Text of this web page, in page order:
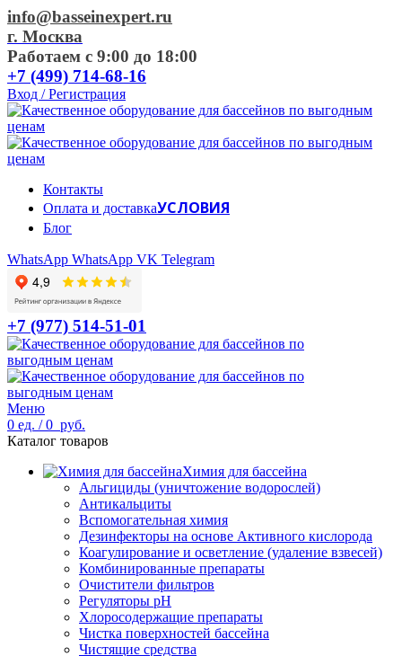
info@basseinexpert.ru
г. Москва
Работаем с 9:00 до 18:00
+7 (499) 714-68-16
Вход / Регистрация
Контакты
Оплата и доставкаУСЛОВИЯ
Блог
WhatsApp WhatsApp VK Telegram
+7 (977) 514-51-01
Меню
0 ед. / 0 руб.
Каталог товаров
Химия для бассейна
Альгициды (уничтожение водорослей)
Антикальциты
Вспомогательная химия
Дезинфекторы на основе Активного кислорода
Коагулирование и осветление (удаление взвесей)
Комбинированные препараты
Очистители фильтров
Регуляторы pH
Хлоросодержащие препараты
Чистка поверхностей бассейна
Чистящие средства